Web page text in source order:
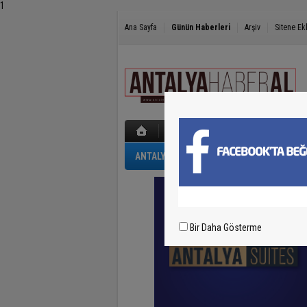
1
Ana Sayfa Günün Haberleri Arşiv Sitene
ANTALYA GÜNCEL POLİS-ADLİYE
Bir Daha Gösterme